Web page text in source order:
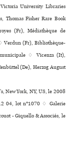
University Libraries
Thomas Fisher Rare Book
(Fr), Médiathèque de
Verdun (Fr), Bibliothèque-
muni­ci­pale ♢ Vicenza (It),
(De), Herzog August
New York, NY, US, le 2008
04, lot n°1070 ♢ Galerie
- Giquello & Associés, le